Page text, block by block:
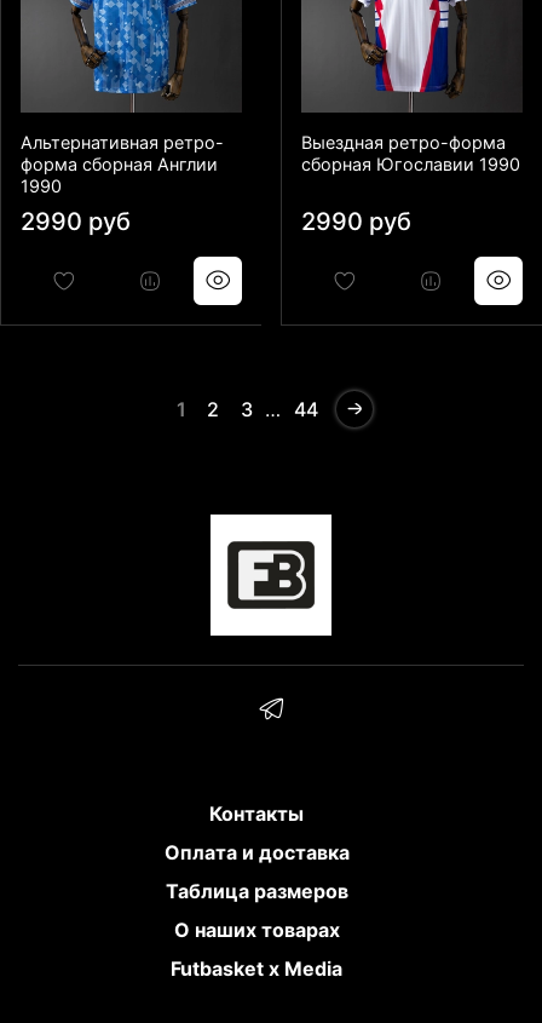
Альтернативная ретро-
форма сборная Англии
1990
2990 руб
Выездная ретро-форма
сборная Югославии 1990
2990 руб
1 2 3 … 44
Контакты
Оплата и доставка
Таблица размеров
О наших товарах
Futbasket x Media